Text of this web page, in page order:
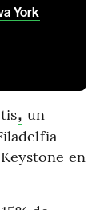
York
, un
en